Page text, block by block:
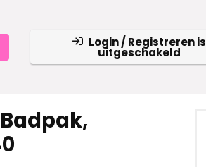
Login / Registreren is
uitgeschakeld